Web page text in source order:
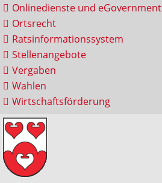
Onlinedienste und eGovernment
Ortsrecht
Ratsinformationssystem
Stellenangebote
Vergaben
Wahlen
Wirtschaftsförderung